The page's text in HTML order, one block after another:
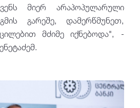
მიერ არაპოპულარული
გარეშე, დამერწმუნეთ,
მძიმე იქნებოდა", -